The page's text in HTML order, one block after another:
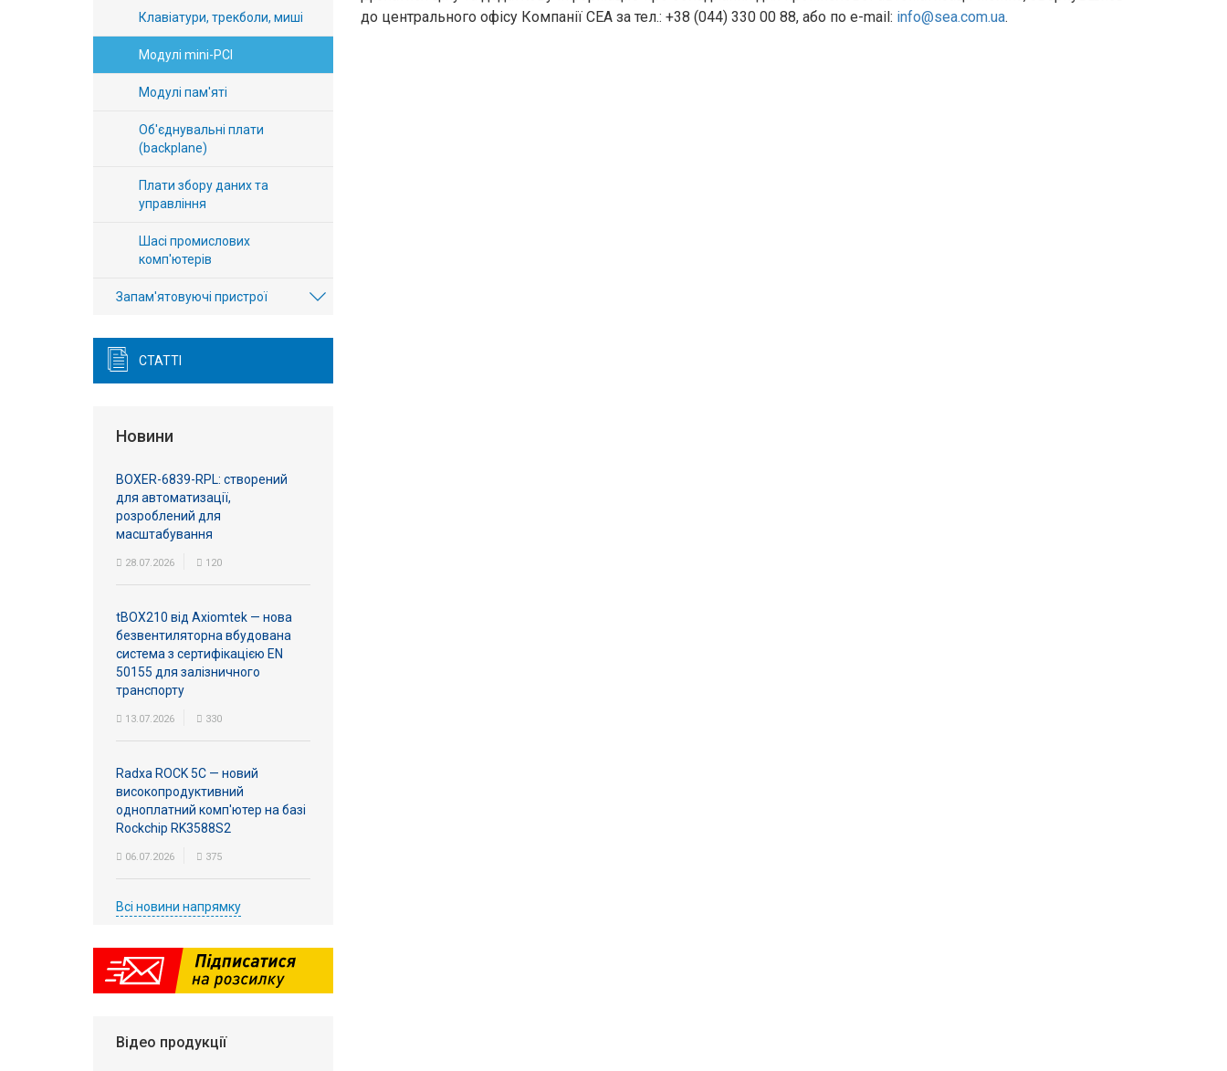
до центрального офісу Компанії СЕА за тел.: +38 (044) 330 00 88, або по e-mail: info@sea.com.ua.
Клавіатури, трекболи, миші
Модулі mini-PCI
Модулі пам'яті
Об'єднувальні плати
(backplane)
Плати збору даних та
управління
Шасі промислових
комп'ютерів
Запам'ятовуючі пристрої
СТАТТІ
Новини
BOXER-6839-RPL: створений
для автоматизації,
розроблений для
масштабування
28.07.2026 120
tBOX210 від Axiomtek — нова
безвентиляторна вбудована
система з сертифікацією EN
50155 для залізничного
транспорту
13.07.2026 330
Radxa ROCK 5C — новий
високопродуктивний
одноплатний комп'ютер на базі
Rockchip RK3588S2
06.07.2026 375
Всі новини напрямку
Відео продукції